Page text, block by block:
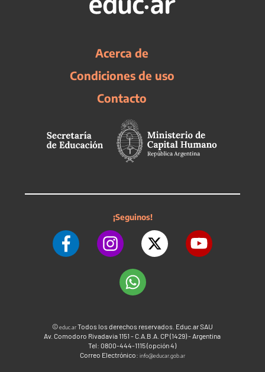
Acerca de
Condiciones de uso
Contacto
¡Seguinos!
©educ.arTodos los derechos reservados. Educ.ar SAU
Av. Comodoro Rivadavia 1151 - C.A.B.A. CP (1429) - Argentina
Tel: 0800-444-1115 (opción 4)
Correo Electrónico: info@educar.gob.ar